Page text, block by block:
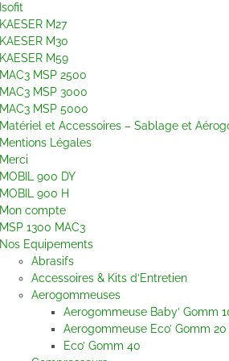
Isofit
KAESER M27
KAESER M30
KAESER M59
MAC3 MSP 2500
MAC3 MSP 3000
MAC3 MSP 5000
Matériel et Accessoires – Sablage et
Mentions Légales
Merci
MOBIL 900 DY
MOBIL 900 H
Mon compte
MSP 1300 MAC3
Nos Equipements
Abrasifs
Accessoires & Kits d’Entretien
Aerogommeuses
Aerogommeuse Baby’ Gomm
Aerogommeuse Eco’ Gomm 20
Eco’ Gomm 40